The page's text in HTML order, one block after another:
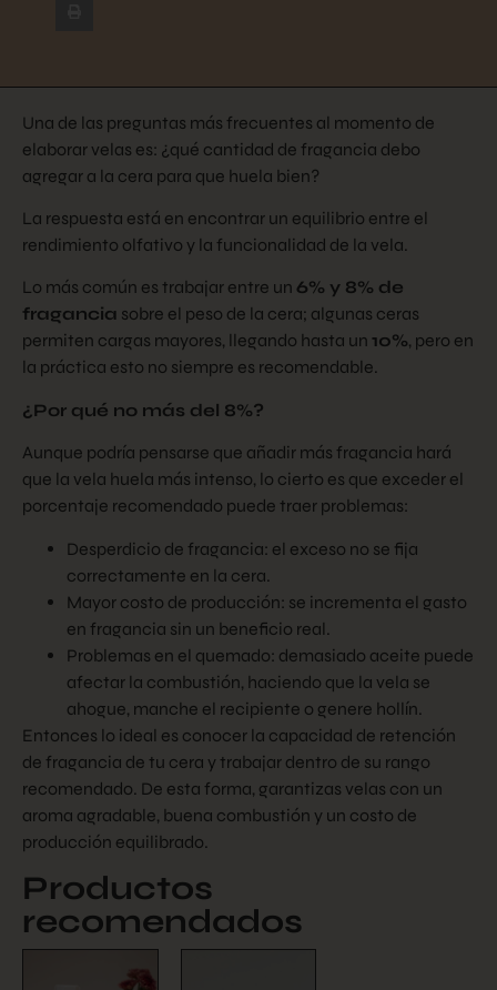
Una de las preguntas más frecuentes al momento de
elaborar velas es: ¿qué cantidad de fragancia debo
agregar a la cera para que huela bien?
La respuesta está en encontrar un equilibrio entre el
rendimiento olfativo y la funcionalidad de la vela.
Lo más común es trabajar entre un 6% y 8% de
fragancia sobre el peso de la cera; algunas ceras
permiten cargas mayores, llegando hasta un 10%, pero en
la práctica esto no siempre es recomendable.
¿Por qué no más del 8%?
Aunque podría pensarse que añadir más fragancia hará
que la vela huela más intenso, lo cierto es que exceder el
porcentaje recomendado puede traer problemas:
Desperdicio de fragancia: el exceso no se fija
correctamente en la cera.
Mayor costo de producción: se incrementa el gasto
en fragancia sin un beneficio real.
Problemas en el quemado: demasiado aceite puede
afectar la combustión, haciendo que la vela se
ahogue, manche el recipiente o genere hollín.
Entonces lo ideal es conocer la capacidad de retención
de fragancia de tu cera y trabajar dentro de su rango
recomendado. De esta forma, garantizas velas con un
aroma agradable, buena combustión y un costo de
producción equilibrado.
Productos
recomendados